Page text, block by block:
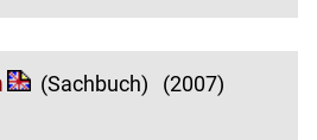
(Sachbuch)
(2007)